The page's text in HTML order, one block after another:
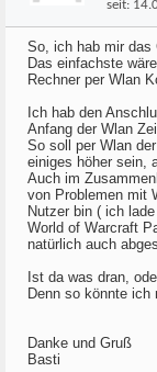
seit:
So, ich hab mir das
Das einfachste
Rechner per Wlan
Ich hab den
Anfang der Wlan
So soll per Wlan
einiges höher sein,
Auch im
von Problemen mit
Nutzer bin ( ich
World of Warcraft
natürlich auch
Ist da was dran,
Denn so könnte ich
Danke und Gruß
Basti